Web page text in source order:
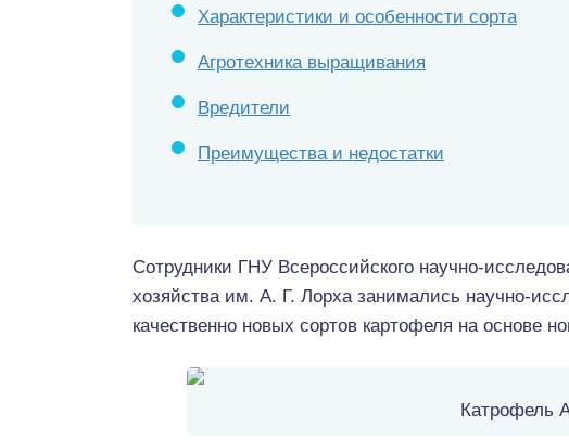
Характеристики и особенности сорта
Агротехника выращивания
Вредители
Преимущества и недостатки
Сотрудники ГНУ Всероссийского научно-
хозяйства им. А. Г. Лорха занимались научно-
качественно новых сортов картофеля на основе
Катрофель